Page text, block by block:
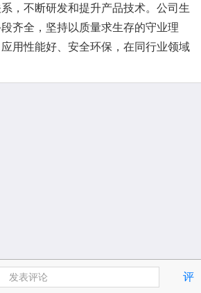
，不断研发和提升产品技术。公司生
齐全，坚持以质量求生存的守业理
用性能好、安全环保，在同行业领域
发表评论 评